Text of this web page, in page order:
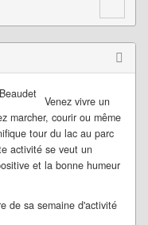
Venez vivre un
marcher, courir ou même
tour du lac au parc
activité se veut un
et la bonne humeur
de sa semaine d'activité